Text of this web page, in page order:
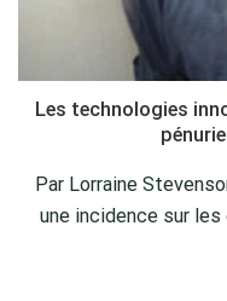
Les technologies
Par Lorraine
une incidence sur